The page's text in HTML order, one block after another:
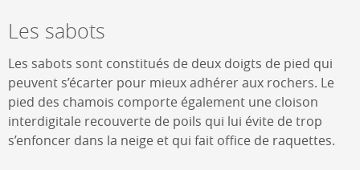
Les sabots
Les sabots sont constitués de deux doigts de pied qui
peuvent s’écarter pour mieux adhérer aux rochers. Le
pied des chamois comporte également une cloison
interdigitale recouverte de poils qui lui évite de trop
s’enfoncer dans la neige et qui fait office de raquettes.